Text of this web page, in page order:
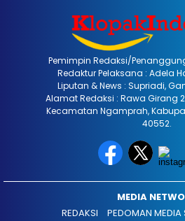
Pemimpin Redaksi/
Redaktur Pelaksana : Adela
Liputan & News : Supriadi,
Alamat Redaksi : Rawa Girang
Kecamatan Ngamprah,
40552.
MEDIA
REDAKSI
PEDOMAN MEDIA